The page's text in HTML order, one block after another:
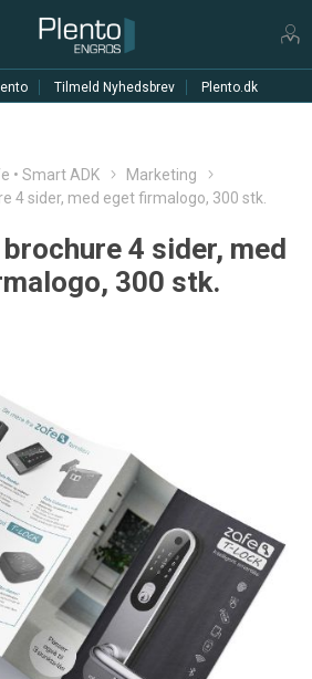
Tilmeld Nyhedsbrev Plento.dk
• Smart ADK
Marketing
4 sider, med eget firmalogo, 300 stk.
4 sider, med
300 stk.